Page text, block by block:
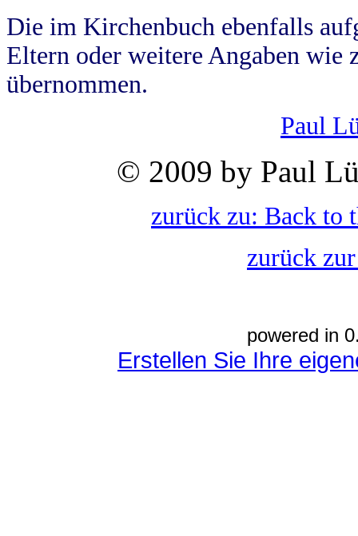
Die im Kirchenbuch ebenfalls
Eltern oder weitere Angaben wie
übernommen.
Paul
© 2009 by Paul
zurück zu: Back to
zurück
powered in
Erstellen Sie Ihre